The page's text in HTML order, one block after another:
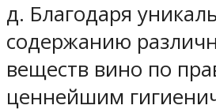
д. Благодаря
содержанию
веществ вино по
ценнейшим